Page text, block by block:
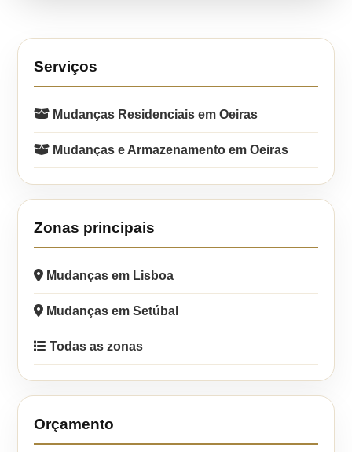
Serviços
Mudanças Residenciais em Oeiras
Mudanças e Armazenamento em Oeiras
Zonas principais
Mudanças em Lisboa
Mudanças em Setúbal
Todas as zonas
Orçamento